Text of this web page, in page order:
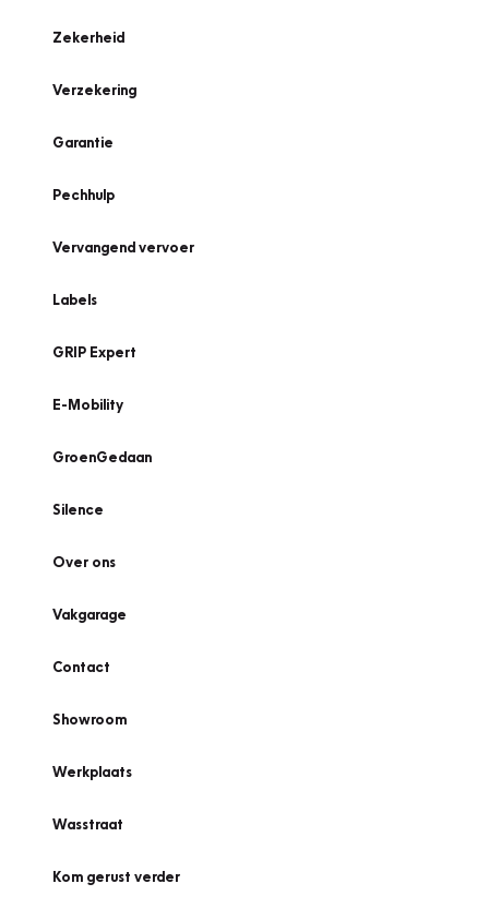
Zekerheid
Verzekering
Garantie
Pechhulp
Vervangend vervoer
Labels
GRIP Expert
E-Mobility
GroenGedaan
Silence
Over ons
Vakgarage
Contact
Showroom
Werkplaats
Wasstraat
Kom gerust verder